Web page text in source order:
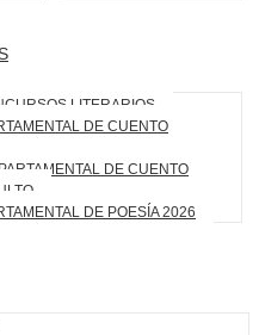
LITERARIOS
DE CUENTO
DE CUENTO
DE POESÍA 2026